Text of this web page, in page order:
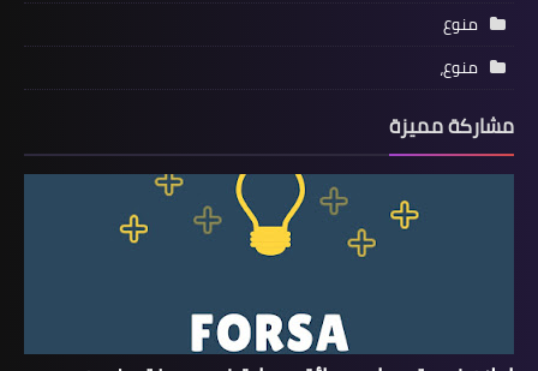
منوع
منوع،
مشاركة مميزة